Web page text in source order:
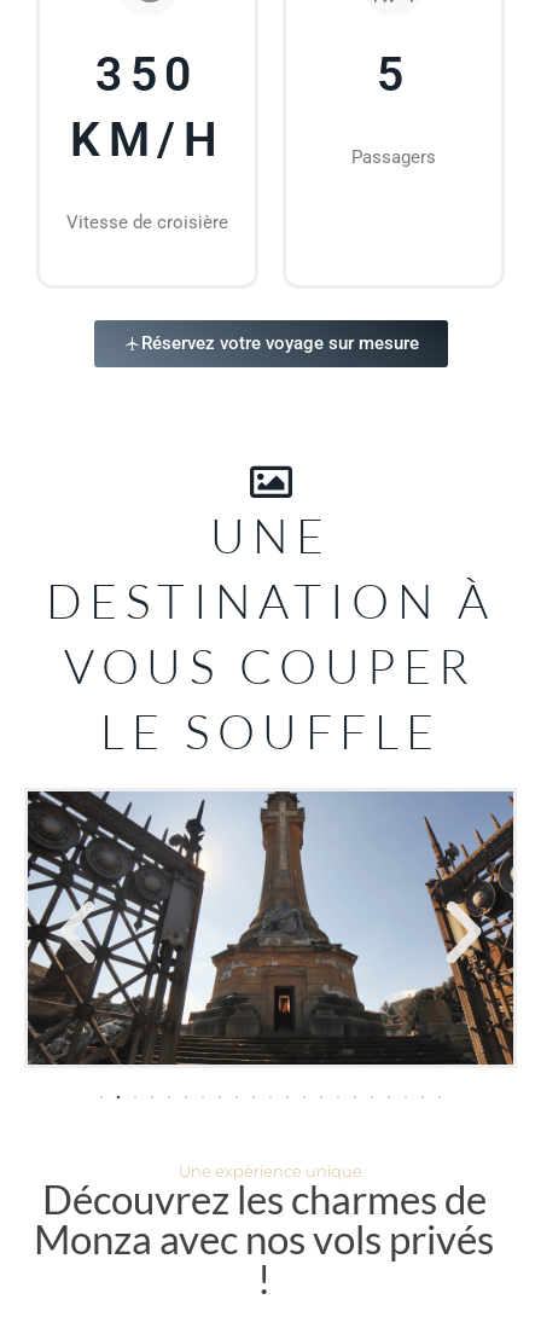
350
KM/H
Vitesse de croisière
5
Passagers
Réservez votre voyage sur mesure
UNE
DESTINATION À
VOUS COUPER
LE SOUFFLE
Une expérience unique
Découvrez les charmes de
Monza avec nos vols privés
!